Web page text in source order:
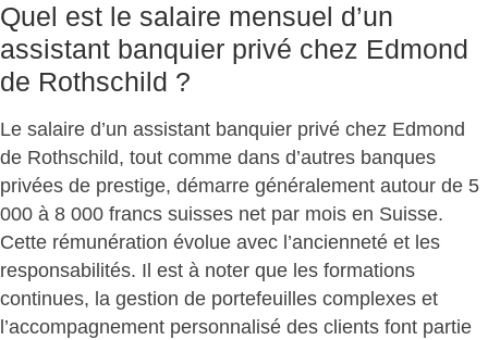
Quel est le salaire mensuel d’un
assistant banquier privé chez Edmond
de Rothschild ?
Le salaire d’un assistant banquier privé chez Edmond
de Rothschild, tout comme dans d’autres banques
privées de prestige, démarre généralement autour de 5
000 à 8 000 francs suisses net par mois en Suisse.
Cette rémunération évolue avec l’ancienneté et les
responsabilités. Il est à noter que les formations
continues, la gestion de portefeuilles complexes et
l’accompagnement personnalisé des clients font partie